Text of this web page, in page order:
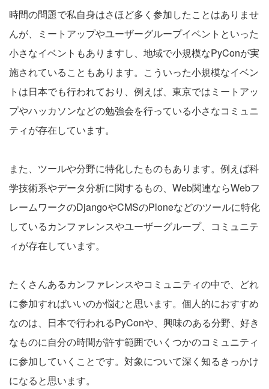
時間の問題で私自身はさほど多く参加したことはありませ
んが、ミートアップやユーザーグループイベントといった
小さなイベントもありますし、地域で小規模なPyConが実
施されていることもあります。こういった小規模なイベン
トは日本でも行われており、例えば、東京ではミートアッ
プやハッカソンなどの勉強会を行っている小さなコミュニ
ティが存在しています。
また、ツールや分野に特化したものもあります。例えば科
学技術系やデータ分析に関するもの、Web関連ならWebフ
レームワークのDjangoやCMSのPloneなどのツールに特化
しているカンファレンスやユーザーグループ、コミュニテ
ィが存在しています。
たくさんあるカンファレンスやコミュニティの中で、どれ
に参加すればいいのか悩むと思います。個人的におすすめ
なのは、日本で行われるPyConや、興味のある分野、好き
なものに自分の時間が許す範囲でいくつかのコミュニティ
に参加していくことです。対象について深く知るきっかけ
になると思います。